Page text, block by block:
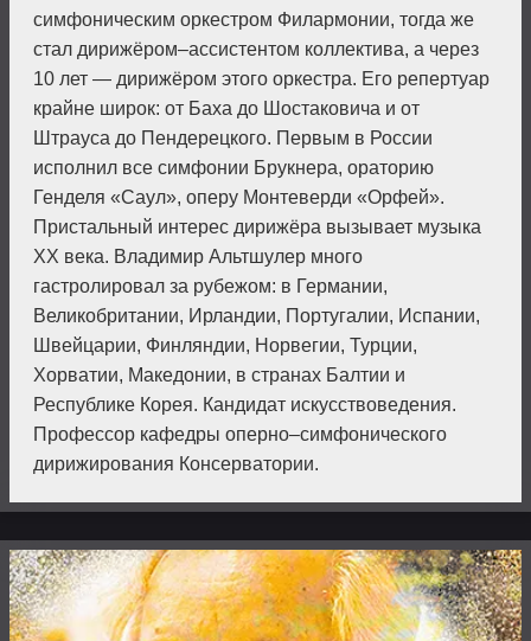
симфоническим оркестром Филармонии, тогда же
стал дирижёром–ассистентом коллектива, а через
10 лет — дирижёром этого оркестра. Его репертуар
крайне широк: от Баха до Шостаковича и от
Штрауса до Пендерецкого. Первым в России
исполнил все симфонии Брукнера, ораторию
Генделя «Саул», оперу Монтеверди «Орфей».
Пристальный интерес дирижёра вызывает музыка
XX века. Владимир Альтшулер много
гастролировал за рубежом: в Германии,
Великобритании, Ирландии, Португалии, Испании,
Швейцарии, Финляндии, Норвегии, Турции,
Хорватии, Македонии, в странах Балтии и
Республике Корея. Кандидат искусствоведения.
Профессор кафедры оперно–симфонического
дирижирования Консерватории.